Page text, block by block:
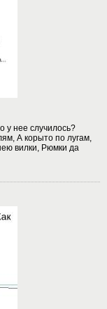
у нее случилось?
А корыто по лугам,
вилки, Рюмки да